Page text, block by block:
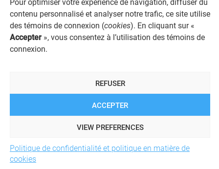
contenu personnalisé et analyser notre trafic, ce site utilise
des témoins de connexion (cookies). En cliquant sur «
Accepter », vous consentez à l’utilisation des témoins de
connexion.
ACCEPTER
REFUSER
VIEW PREFERENCES
Politique de confidentialité et politique en matière de
cookies
AVIS JURIDIQUE GÉNÉRAL
POLITIQUE DE TRAITEMENT DES PLAINTES
REGISTRE DES CONFLITS D'INTÉRÊTS
© 2026 Société de services financiers Fonds FMOQ inc.
droits réservés.